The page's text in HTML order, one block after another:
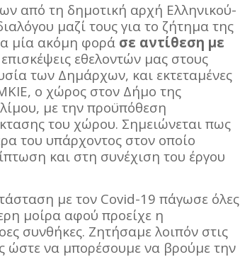
από τη δημοτική αρχή Ελληνικού-
μαζί τους για το ζήτημα της
μία ακόμη φορά σε αντίθεση με
εθελοντών μας στους
των Δημάρχων, και εκτεταμένες
ο χώρος στον Δήμο της
με την προϋπόθεση
του χώρου. Σημειώνεται πως
του υπάρχοντος στον οποίο
και στη συνέχιση του έργου
με τον Covid-19 πάγωσε όλες
μοίρα αφού προείχε η
συνθήκες. Ζητήσαμε λοιπόν στις
ώστε να μπορέσουμε να βρούμε την